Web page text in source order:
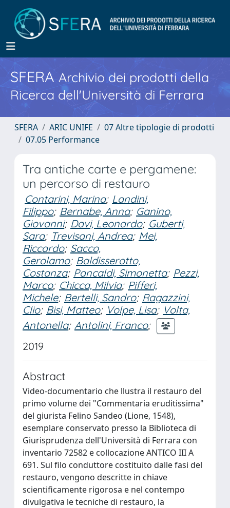
SFERA Archivio dei prodotti della
Ricerca dell'Università di Ferrara
SFERA ARIC UNIFE
07 Altre tipologie di prodotti
07.05 Performance
Tra antiche carte e pergamene:
un percorso di restauro
Contarini, Marina; Landini,
Filippo; Bernabe, Anna; Ganino,
Giovanni; Davi, Leonardo; Guberti,
Sara; Trevisani, Andrea; Mei,
Riccardo; Sacco,
Gerolamo; Baldisserotto,
Costanza; Pancaldi, Simonetta; Pezzi,
Marco; Chicca, Milvia; Pifferi,
Michele; Bertelli, Sandro; Ragazzini,
Clio; Bisi, Matteo; Volpe, Lisa; Volta,
Antonella; Antolini, Franco;
2019
Abstract
Video-documentario che llustra il restauro del
primo volume dei "Commentaria eruditissima"
del giurista Felino Sandeo (Lione, 1548),
esemplare conservato presso la Biblioteca di
Giurisprudenza dell'Università di Ferrara con
inventario 72582 e collocazione ANTICO III A
691. Sul filo conduttore costituito dalle fasi del
restauro, vengono descritte in chiave
scientificamente rigorosa e nel contempo
divulgativa le tecniche di restauro, la